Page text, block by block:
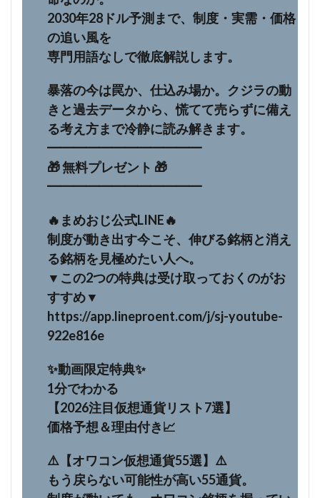
2030年28ドル予測まで、制度・実需・価格
の追い風を
専門用語なしで徹底解説します。
暴落の今は罠か、仕込み場か。クジラの動
きと過去データから、慌てて売らずに備え
る考え方まで冷静に読み解きます。
━━━━━━━━━━━━
🎁 無料プレゼント 🎁
━━━━━━━━━━━━
🔥まめおじ公式LINE🔥
制度が動き出す今こそ、伸びる銘柄と消え
る銘柄を見極めたい人へ。
▼この2つの特典は受け取っておくのがお
すすめ▼
https://app.lineproent.com/j/sj-youtube-
922e816e
✨動画限定特典✨
1分でわかる
【2026注目仮想通貨リスト7選】
価格予想＆理由付き📈
⚠️【オワコン仮想通貨55選】⚠️
もう戻らない可能性が高い55通貨。